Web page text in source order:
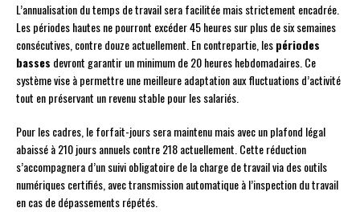
L’annualisation du temps de travail sera facilitée mais strictement encadrée.
Les périodes hautes ne pourront excéder 45 heures sur plus de six semaines
consécutives, contre douze actuellement. En contrepartie, lespériodes
basses devront garantir un minimum de 20 heures hebdomadaires. Ce
système vise à permettre une meilleure adaptation aux fluctuations d’activité
tout en préservant un revenu stable pour les salariés.
Pour les cadres, le forfait-jours sera maintenu mais avec un plafond légal
abaissé à 210 jours annuels contre 218 actuellement. Cette réduction
s’accompagnera d’un suivi obligatoire de la charge de travail via des outils
numériques certifiés, avec transmission automatique à l’inspection du travail
en cas de dépassements répétés.